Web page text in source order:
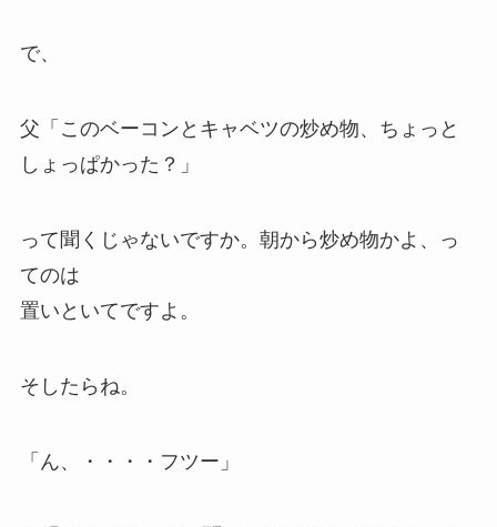
で、
父「このベーコンとキャベツの炒め物、ちょっと
しょっぱかった？」
って聞くじゃないですか。朝から炒め物かよ、っ
てのは
置いといてですよ。
そしたらね。
「 ん、・・・・ フツー 」